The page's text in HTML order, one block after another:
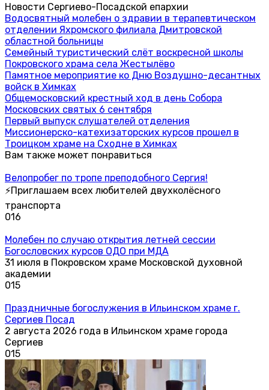
Новости Сергиево-Посадской епархии
Водосвятный молебен о здравии в терапевтическом
отделении Яхромского филиала Дмитровской
областной больницы
Семейный туристический слёт воскресной школы
Покровского храма села Жестылёво
Памятное мероприятие ко Дню Воздушно-десантных
войск в Химках
Общемосковский крестный ход в день Собора
Московских святых 6 сентября
Первый выпуск слушателей отделения
Миссионерско-катехизаторских курсов прошел в
Троицком храме на Сходне в Химках
Вам также может понравиться
Велопробег по тропе преподобного Сергия!
⚡Приглашаем всех любителей двухколёсного
транспорта
016
Молебен по случаю открытия летней сессии
Богословских курсов ОДО при МДА
31 июля в Покровском храме Московской духовной
академии
015
Праздничные богослужения в Ильинском храме г.
Сергиев Посад
2 августа 2026 года в Ильинском храме города
Сергиев
015